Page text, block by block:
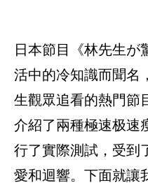
日本節目《林先生が
活中的冷知識而聞名
生觀眾追看的熱門節
介紹了兩種極速极速
行了實際測試，受到
愛和迴響。下面就讓